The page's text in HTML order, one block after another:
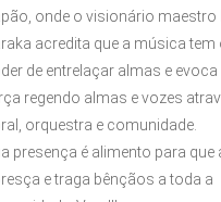
onde o visionário maestro
acredita que a música tem
de entrelaçar almas e evoca
regendo almas e vozes
orquestra e comunidade.
presença é alimento para que
e traga bênçãos a toda a